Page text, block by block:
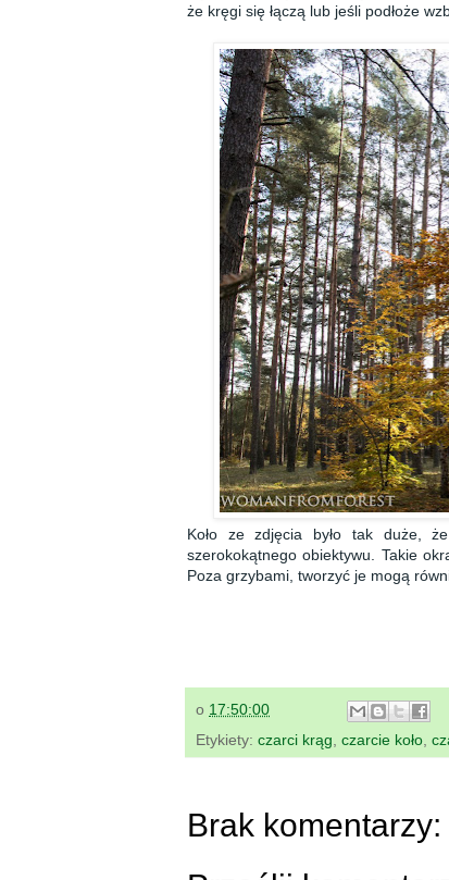
że kręgi się łączą lub jeśli podłoże
Koło ze zdjęcia było tak duże,
szerokokątnego obiektywu. Takie
Poza grzybami, tworzyć je mogą
o 17:50:00
Etykiety: czarci krąg czarcie koło
Brak komentarzy: